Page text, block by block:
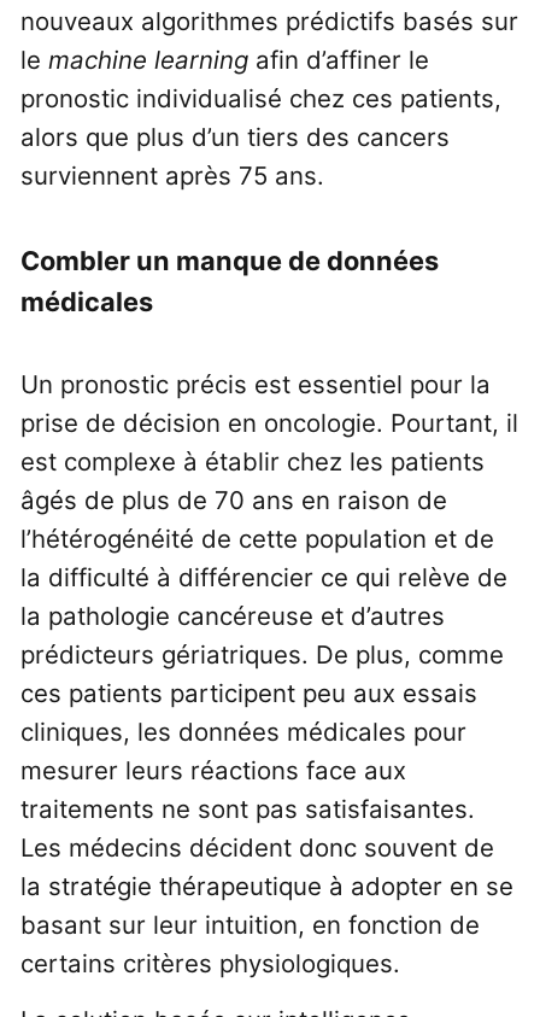
nouveaux algorithmes prédictifs basés sur
le machine learningafin d’affiner le
pronostic individualisé chez ces patients,
alors que plus d’un tiers des cancers
surviennent après 75 ans.
Combler un manque de données
médicales
Un pronostic précis est essentiel pour la
prise de décision en oncologie. Pourtant, il
est complexe à établir chez les patients
âgés de plus de 70 ans en raison de
l’hétérogénéité de cette population et de
la difficulté à différencier ce qui relève de
la pathologie cancéreuse et d’autres
prédicteurs gériatriques. De plus, comme
ces patients participent peu aux essais
cliniques, les données médicales pour
mesurer leurs réactions face aux
traitements ne sont pas satisfaisantes.
Les médecins décident donc souvent de
la stratégie thérapeutique à adopter en se
basant sur leur intuition, en fonction de
certains critères physiologiques.